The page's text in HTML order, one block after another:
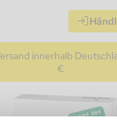
innerhalb
€